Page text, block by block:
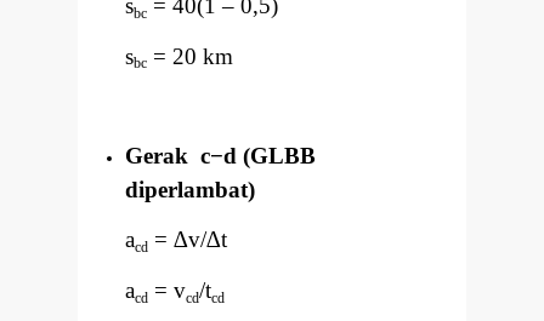
sbc = 40(1 – 0,5)
sbc = 20 km
Gerak c−d (GLBB
diperlambat)
acd = ∆v/∆t
acd = vcd/tcd